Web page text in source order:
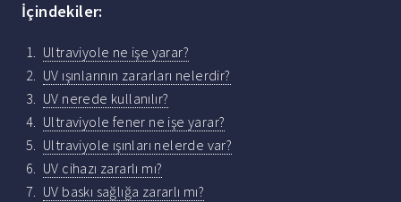
İçindekiler:
Ultraviyole ne işe yarar?
UV ışınlarının zararları nelerdir?
UV nerede kullanılır?
Ultraviyole fener ne işe yarar?
Ultraviyole ışınları nelerde var?
UV cihazı zararlı mı?
UV baskı sağlığa zararlı mı?